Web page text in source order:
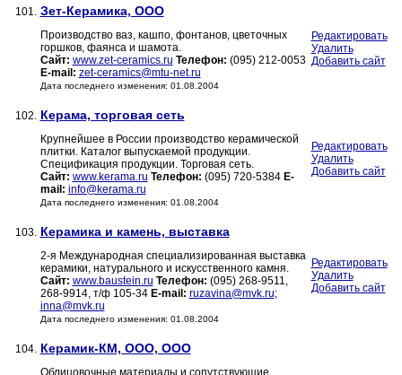
101. Зет-Керамика, ООО
Производство ваз, кашпо, фонтанов, цветочных
горшков, фаянса и шамота.
Сайт: www.zet-ceramics.ru Телефон: (095) 212-0053
E-mail: zet-ceramics@mtu-net.ru
Дата последнего изменения: 01.08.2004
Редактировать
Удалить
Добавить сайт
102. Керама, торговая сеть
Крупнейшее в России производство керамической
плитки. Каталог выпускаемой продукции.
Спецификация продукции. Торговая сеть.
Сайт: www.kerama.ru Телефон: (095) 720-5384 E-
mail: info@kerama.ru
Дата последнего изменения: 01.08.2004
Редактировать
Удалить
Добавить сайт
103. Керамика и камень, выставка
2-я Международная специализированная выставка
керамики, натурального и искусственного камня.
Сайт: www.baustein.ru Телефон: (095) 268-9511,
268-9914, т/ф 105-34 E-mail: ruzavina@mvk.ru;
inna@mvk.ru
Дата последнего изменения: 01.08.2004
Редактировать
Удалить
Добавить сайт
104. Керамик-КМ, ООО, ООО
Облицовочные материалы и сопутствующие